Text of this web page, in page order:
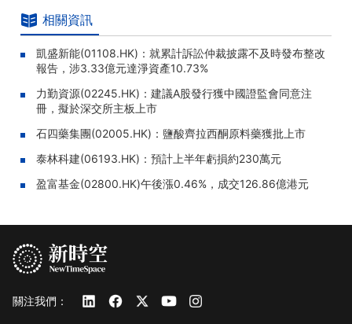
相關資訊
凱盛新能(01108.HK)：就累計訴訟仲裁披露不及時發布整改
報告，涉3.33億元達淨資產10.73%
力勤資源(02245.HK)：建議A股發行獲中國證監會同意注
冊，擬於深交所主板上市
石四藥集團(02005.HK)：鹽酸齊拉西酮原料藥獲批上市
泰林科建(06193.HK)：預計上半年虧損約230萬元
盈富基金(02800.HK)午後漲0.46%，成交126.86億港元
關注我們：